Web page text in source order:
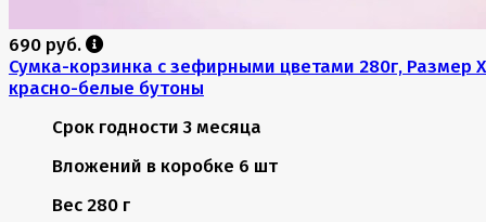
690 руб.
Сумка-корзинка с зефирными цветами 280г, Размер
красно-белые бутоны
Срок годности 3 месяца
Вложений в коробке 6 шт
Вес 280 г